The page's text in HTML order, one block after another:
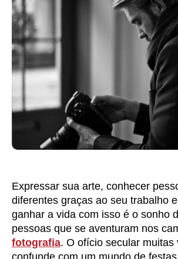
Expressar sua arte, conhecer
diferentes graças ao seu trabalho
ganhar a vida com isso é o sonho
pessoas que se aventuram nos
fotografia. O ofício secular muitas